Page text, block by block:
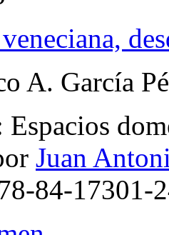
A. García
Espacios
Juan
84-17301-